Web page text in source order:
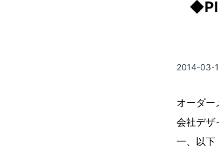
2014-03-
オーダー
会社デザ
一、以下